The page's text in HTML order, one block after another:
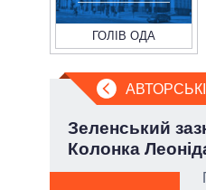
ГОЛІВ ОДА
Зеленський
Колонка